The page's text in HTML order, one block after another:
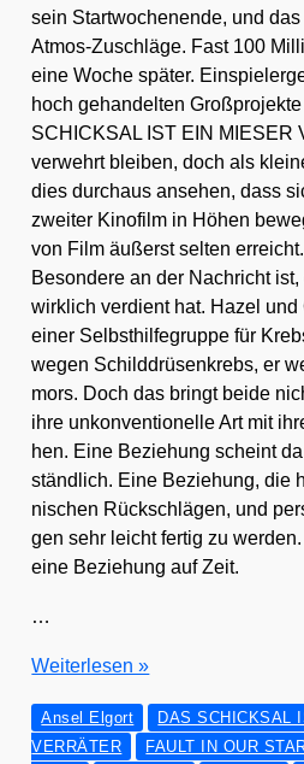
sein Start­wo­chen­en­de, und
Atmos-Zuschlä­ge. Fast 100
eine Woche spä­ter.
hoch gehan­del­ten
SCHICKSAL IST EIN MIESER
ver­wehrt blei­ben, doch als
dies durch­aus anse­hen, dass
zwei­ter Kino­film in Höhen
von Film äußerst sel­ten
Beson­de­re an der Nach­richt
wirk­lich ver­dient hat. Hazel und
einer Selbst­hil­fe­grup­pe für
wegen Schild­drü­sen­krebs, er
mors. Doch das bringt bei­de
ihre unkon­ven­tio­nel­le Art mit
hen. Eine Bezie­hung scheint
ständ­lich. Eine Bezie­hung, die
ni­schen Rück­schlä­gen, und
gen sehr leicht fer­tig zu
eine Bezie­hung auf Zeit.
…
DAS
IST
EIN
Wei­ter­le­sen »
Ansel Elgort
DAS SCHICKSAL
VERRÄTER
FAULT IN OUR